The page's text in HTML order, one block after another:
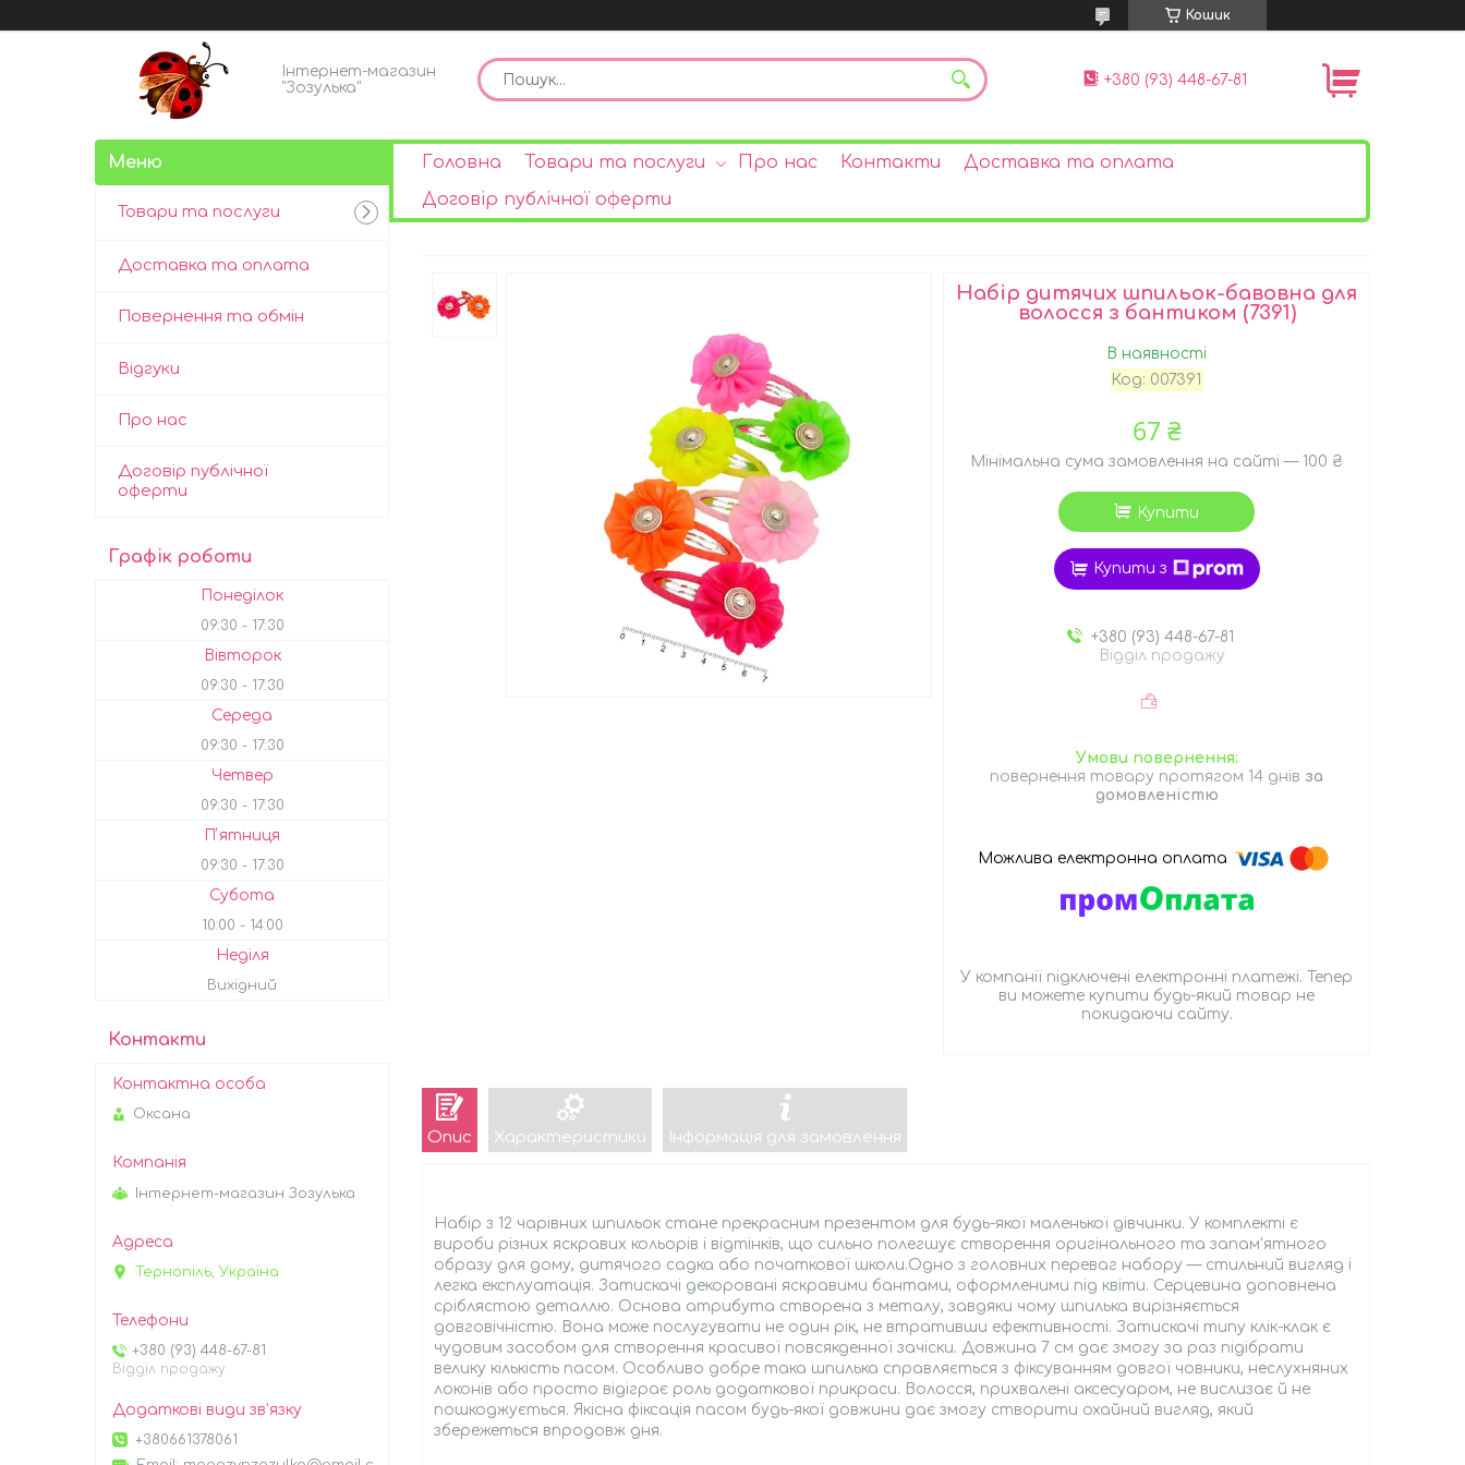
Кошик
Інтернет-магазин
"Зозулька"
+380 (93) 448-67-81
Головна Товари та послуги Про нас Контакти
Доставка та оплата
Договір публічної оферти
Набір дитячих шпильок-бавовна для
волосся з бантиком (7391)
В наявності
Код: 007391
67 ₴
Мінімальна сума замовлення на сайті — 100 ₴
Купити
Купити з
+380 (93) 448-67-81
Відділ продажу
повернення товару протягом 14 днів за
домовленістю
У компанії підключені електронні платежі. Тепер
ви можете купити будь-який товар не
покидаючи сайту.
Опис Характеристики Інформація для замовлення
Набір з 12 чарівних шпильок стане прекрасним презентом для будь-якої маленької дівчинки. У комплекті є
вироби різних яскравих кольорів і відтінків, що сильно полегшує створення оригінального та запам'ятного
образу для дому, дитячого садка або початкової школи.Одно з головних переваг набору — стильний вигляд і
легка експлуатація. Затискачі декоровані яскравими бантами, оформленими під квіти. Серцевина доповнена
сріблястою деталлю. Основа атрибута створена з металу, завдяки чому шпилька вирізняється
довговічністю. Вона може послугувати не один рік, не втративши ефективності. Затискачі типу клік-клак є
чудовим засобом для створення красивої повсякденної зачіски. Довжина 7 см дає змогу за раз підібрати
велику кількість пасом. Особливо добре така шпилька справляється з фіксуванням довгої човники, неслухняних
локонів або просто відіграє роль додаткової прикраси. Волосся, прихвалені аксесуаром, не вислизає й не
пошкоджується. Якісна фіксація пасом будь-якої довжини дає змогу створити охайний вигляд, який
збережеться впродовж дня.
Товари та послуги
Доставка та оплата
Повернення та обмін
Відгуки
Про нас
Договір публічної
оферти
Графік роботи
Понеділок
09:30 17:30
Вівторок
09:30 17:30
Середа
09:30 17:30
Четвер
09:30 17:30
Пʼятниця
09:30 17:30
Субота
10:00 14:00
Неділя
Вихідний
Контакти
Оксана
Інтернет-магазин Зозулька
Тернопіль, Україна
+380 (93) 448-67-81
Відділ продажу
+380661378061